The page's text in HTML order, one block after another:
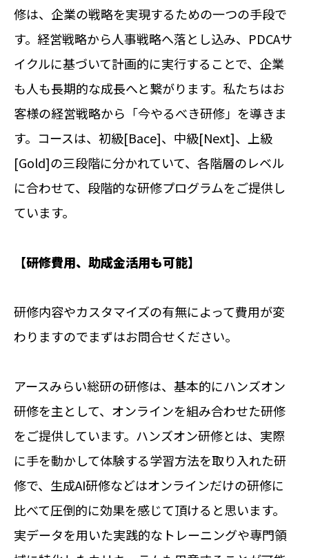
修は、企業の戦略を実現するための一つの手段で
す。経営戦略から人事戦略へ落とし込み、PDCAサ
イクルに基づいて計画的に実行することで、企業
も人も長期的な成長へと繋がります。私たちはお
客様の経営戦略から「今やるべき研修」を導きま
す。コースは、初級[Bace]、中級[Next]、上級
[Gold]の三段階に分かれていて、各階層のレベル
に合わせて、段階的な研修プログラムをご提供し
ています。
【研修費用、助成金活用も可能】
研修内容やカスタマイズの有無によって費用が変
わりますのでまずはお問合せください。
アースみらい総研の研修は、基本的にハンズオン
研修を主として、オンラインを組み合わせた研修
をご提供しています。ハンズオン研修とは、実際
に手を動かして体験する学習方法を取り入れた研
修で、生成AI研修などはオンラインだけの研修に
比べて圧倒的に効果を感じて頂けると思います。
実データを用いた実践的なトレーニングや専門領